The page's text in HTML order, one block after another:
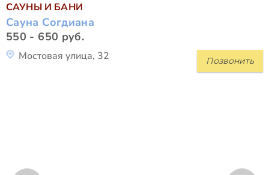
САУНЫ И БАНИ
Сауна Согдиана
550 - 650 руб.
Позвонить
Мостовая улица, 32